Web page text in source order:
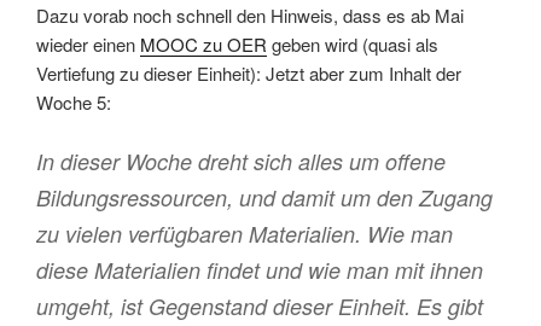
Dazu vorab noch schnell den Hinweis, dass es ab Mai
wieder einen MOOC zu OER geben wird (quasi als
Vertiefung zu dieser Einheit): Jetzt aber zum Inhalt der
Woche 5:
In dieser Woche dreht sich alles um offene
Bildungsressourcen, und damit um den Zugang
zu vielen verfügbaren Materialien. Wie man
diese Materialien findet und wie man mit ihnen
umgeht, ist Gegenstand dieser Einheit. Es gibt